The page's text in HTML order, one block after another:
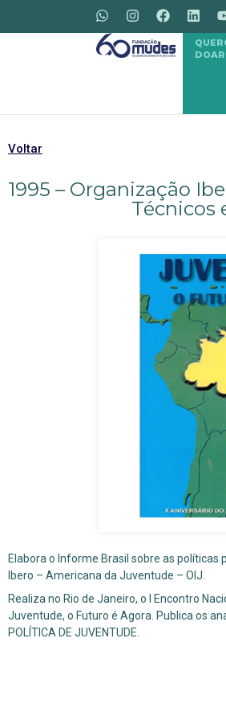
DOAR
Voltar
1995 – Organização
Técnicos
Elabora o Informe Brasil sobre as políticas
Ibero – Americana da Juventude – OIJ.
Realiza no Rio de Janeiro, o I Encontro
Juventude, o Futuro é Agora. Publica os
POLÍTICA DE JUVENTUDE.